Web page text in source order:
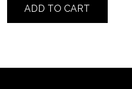
ADD TO CART